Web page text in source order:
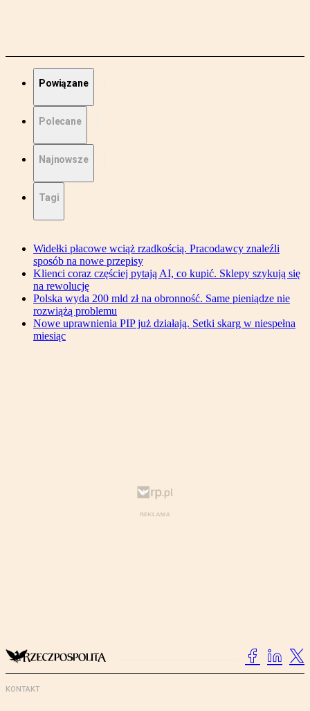
Powiązane
Polecane
Najnowsze
Tagi
Widełki płacowe wciąż rzadkością. Pracodawcy znaleźli
sposób na nowe przepisy
Klienci coraz częściej pytają AI, co kupić. Sklepy szykują się
na rewolucję
Polska wyda 200 mld zł na obronność. Same pieniądze nie
rozwiążą problemu
Nowe uprawnienia PIP już działają. Setki skarg w niespełna
miesiąc
KONTAKT